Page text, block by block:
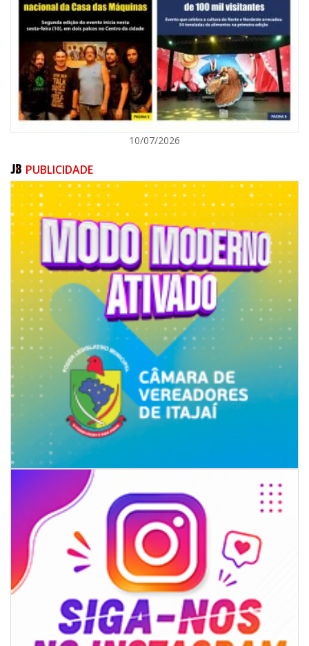
Defesa Civil de SC monitora formação de ciclone-bomba no Sul do Brasil;
entenda como o fenômeno se forma e quais os impactos no estado
ITAJAÍ
06/08/2026 | 18:18
Programa de IST/Aids e Hepatites Virais faz testagem rápida em frente
ao CIS
10/07/2026
PUBLICIDADE